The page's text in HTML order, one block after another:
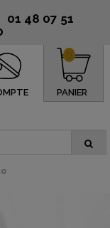
01 48 07 51
PANIER
0